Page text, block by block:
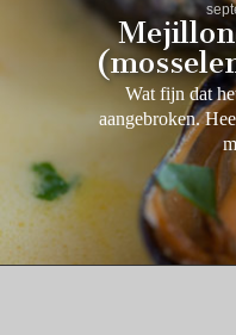
Wat fijn dat
aangebroken.